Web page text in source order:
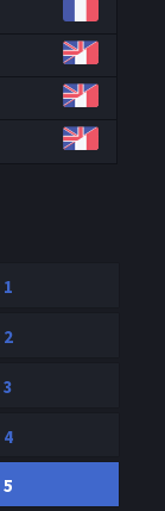
1
2
3
4
5